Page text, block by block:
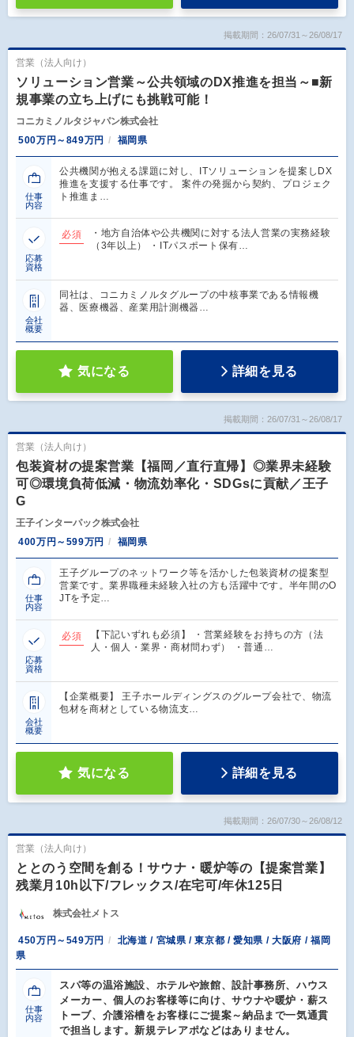
掲載期間：26/07/31～26/08/17
営業（法人向け）
ソリューション営業～公共領域のDX推進を担当～■新
規事業の立ち上げにも挑戦可能！
コニカミノルタジャパン株式会社
500万円～849万円
福岡県
仕事
内容
公共機関が抱える課題に対し、ITソリューションを提案しDX
推進を支援する仕事です。 案件の発掘から契約、プロジェク
ト推進ま…
応募
資格
必須
・地方自治体や公共機関に対する法人営業の実務経験
（3年以上） ・ITパスポート保有…
会社
概要
同社は、コニカミノルタグループの中核事業である情報機
器、医療機器、産業用計測機器…
気になる 詳細を見る
掲載期間：26/07/31～26/08/17
営業（法人向け）
包装資材の提案営業【福岡／直行直帰】◎業界未経験
可◎環境負荷低減・物流効率化・SDGsに貢献／王子
G
王子インターパック株式会社
400万円～599万円
福岡県
仕事
内容
王子グループのネットワーク等を活かした包装資材の提案型
営業です。業界職種未経験入社の方も活躍中です。半年間のO
JTを予定…
応募
資格
必須
【下記いずれも必須】 ・営業経験をお持ちの方（法
人・個人・業界・商材問わず） ・普通…
会社
概要
【企業概要】 王子ホールディングスのグループ会社で、物流
包材を商材としている物流支…
気になる 詳細を見る
掲載期間：26/07/30～26/08/12
営業（法人向け）
ととのう空間を創る！サウナ・暖炉等の【提案営業】
残業月10h以下/フレックス/在宅可/年休125日
株式会社メトス
450万円～549万円
北海道 / 宮城県 / 東京都 / 愛知県 / 大阪府 / 福岡
県
仕事
内容
スパ等の温浴施設、ホテルや旅館、設計事務所、ハウス
メーカー、個人のお客様等に向け、サウナや暖炉・薪ス
トーブ、介護浴槽をお客様にご提案～納品まで一気通貫
で担当します。新規テレアポなどはありません。